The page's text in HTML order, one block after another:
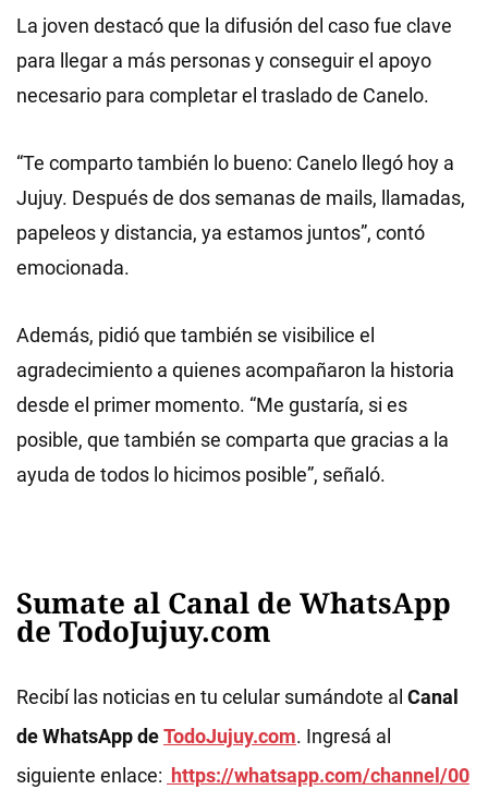
La joven destacó que la difusión del caso fue clave
para llegar a más personas y conseguir el apoyo
necesario para completar el traslado de Canelo.
“Te comparto también lo bueno: Canelo llegó hoy a
Jujuy. Después de dos semanas de mails, llamadas,
papeleos y distancia, ya estamos juntos”, contó
emocionada.
Además, pidió que también se visibilice el
agradecimiento a quienes acompañaron la historia
desde el primer momento. “Me gustaría, si es
posible, que también se comparta que gracias a la
ayuda de todos lo hicimos posible”, señaló.
Sumate al Canal de WhatsApp
de TodoJujuy.com
Recibí las noticias en tu celular sumándote al Canal
de WhatsApp deTodoJujuy.com. Ingresá al
siguiente enlace: https://whatsapp.com/channel/00